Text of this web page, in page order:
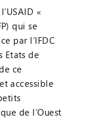
«
qui se
par l’IFDC
Etats de
ce
accessible
de l’Ouest